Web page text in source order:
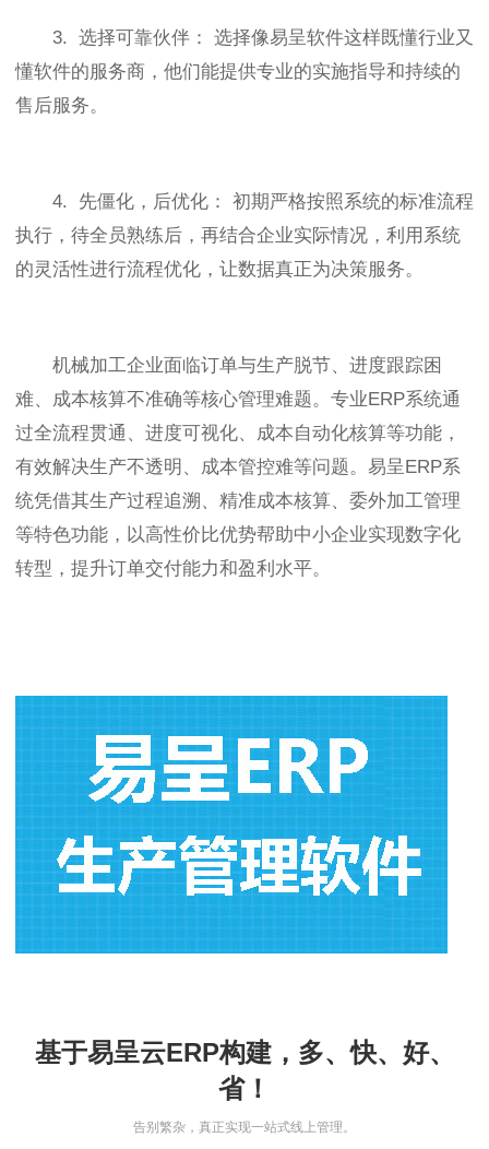
3. 选择可靠伙伴： 选择像易呈软件这样既懂行业又
懂软件的服务商，他们能提供专业的实施指导和持续的
售后服务。
4. 先僵化，后优化： 初期严格按照系统的标准流程
执行，待全员熟练后，再结合企业实际情况，利用系统
的灵活性进行流程优化，让数据真正为决策服务。
机械加工企业面临订单与生产脱节、进度跟踪困
难、成本核算不准确等核心管理难题。专业ERP系统通
过全流程贯通、进度可视化、成本自动化核算等功能，
有效解决生产不透明、成本管控难等问题。易呈ERP系
统凭借其生产过程追溯、精准成本核算、委外加工管理
等特色功能，以高性价比优势帮助中小企业实现数字化
转型，提升订单交付能力和盈利水平。
基于易呈云ERP构建，多、快、好、
省！
告别繁杂，真正实现一站式线上管理。